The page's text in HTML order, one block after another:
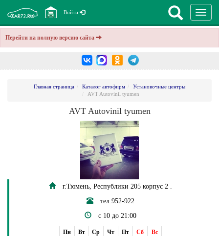
Перейти на полную версию сайта
Войти
Главная страница Каталог автофирм
Установочные центры
AVT Autovinil tyumen
AVT Autovinil tyumen
г.Тюмень, Республики 205 корпус 2 .
тел.952-922
c 10 до 21:00
Пн Вт Ср Чт Пт Сб Вс